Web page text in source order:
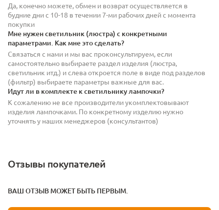
Да, конечно можете, обмен и возврат осуществляется в
будние дни с 10-18 в течении 7-ми рабочих дней с момента
покупки
Мне нужен светильник (люстра) с конкретными
параметрами. Как мне это сделать?
Связаться с нами и мы вас проконсультируем, если
самостоятельно выбираете раздел изделия (люстра,
светильник итд.) и слева откроется поле в виде под разделов
(фильтр) выбираете параметры важные для вас.
Идут ли в комплекте к светильнику лампочки?
К сожалению не все производители укомплектовывают
изделия лампочками. По конкретному изделию нужно
уточнять у наших менеджеров (консультантов)
Отзывы покупателей
ВАШ ОТЗЫВ МОЖЕТ БЫТЬ ПЕРВЫМ.